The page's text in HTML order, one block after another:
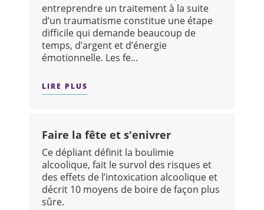
entreprendre un traitement à la suite
d’un traumatisme constitue une étape
difficile qui demande beaucoup de
temps, d’argent et d’énergie
émotionnelle. Les fe...
LIRE PLUS
Faire la fête et s'enivrer
Ce dépliant définit la boulimie
alcoolique, fait le survol des risques et
des effets de l’intoxication alcoolique et
décrit 10 moyens de boire de façon plus
sûre.